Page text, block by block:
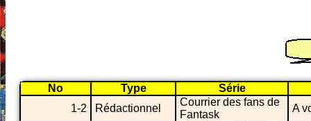
No Type
Série
1-2
Rédactionnel
Courrier des fans de
Fantask
A